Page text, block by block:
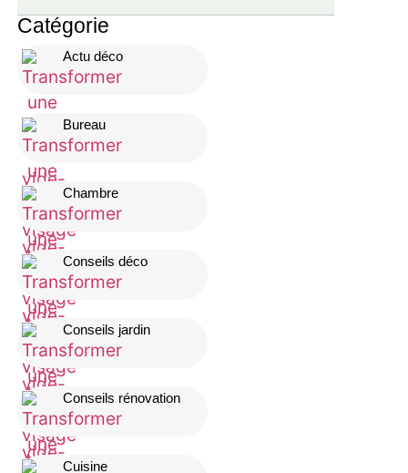
Catégorie
Actu déco
Bureau
Chambre
Conseils déco
Conseils jardin
Conseils rénovation
Cuisine